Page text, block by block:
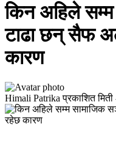
किन अहिले
टाढा छन् सैफ
कारण
Himali Patrika प्रकाशित मिती